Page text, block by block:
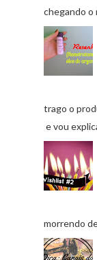
chegando o
trago o
e vou
morrendo